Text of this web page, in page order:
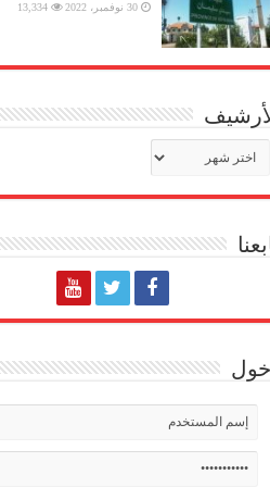
30 نوفمبر، 2022 13,334
الأرشيف